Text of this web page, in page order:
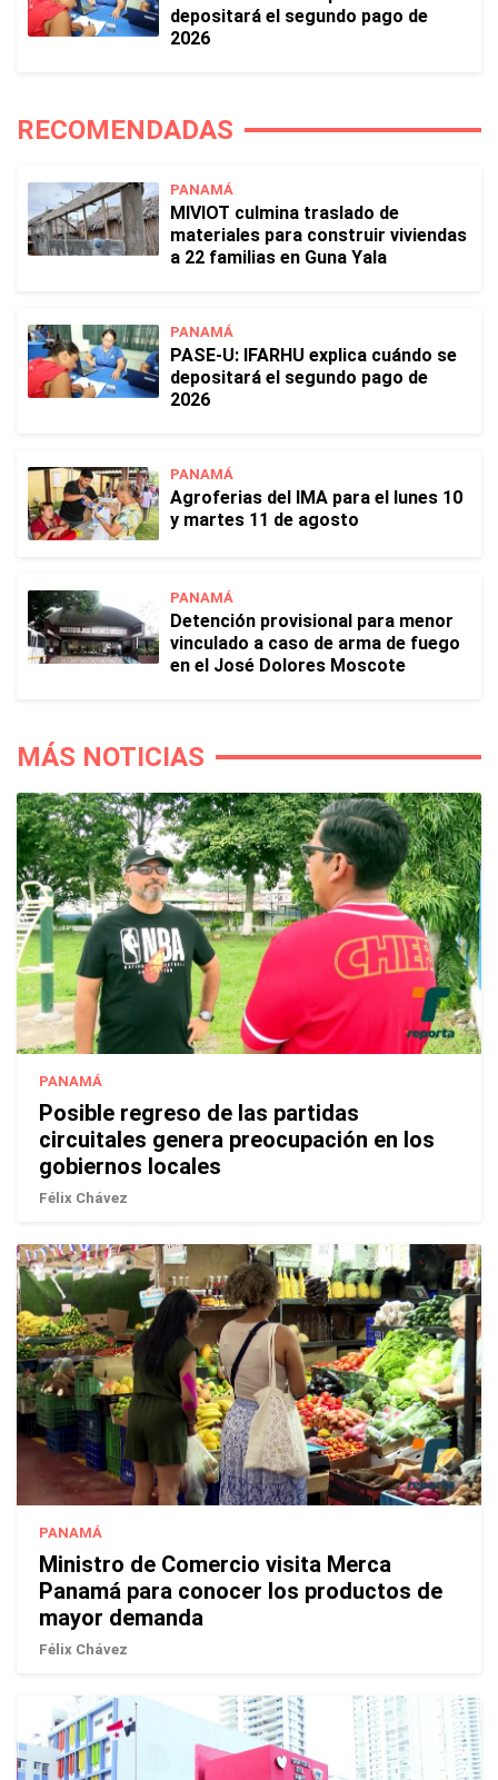
depositará el segundo pago de
2026
RECOMENDADAS
PANAMÁ
MIVIOT culmina traslado de
materiales para construir viviendas
a 22 familias en Guna Yala
PANAMÁ
PASE-U: IFARHU explica cuándo se
depositará el segundo pago de
2026
PANAMÁ
Agroferias del IMA para el lunes 10
y martes 11 de agosto
PANAMÁ
Detención provisional para menor
vinculado a caso de arma de fuego
en el José Dolores Moscote
MÁS NOTICIAS
PANAMÁ
Posible regreso de las partidas
circuitales genera preocupación en los
gobiernos locales
Félix Chávez
PANAMÁ
Ministro de Comercio visita Merca
Panamá para conocer los productos de
mayor demanda
Félix Chávez